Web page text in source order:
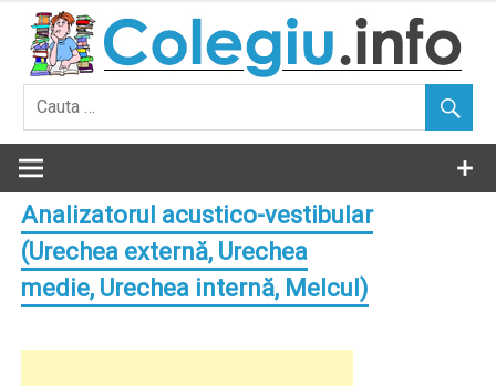
content
Analizatorul acustico-vestibular
(Urechea externă, Urechea
medie, Urechea internă, Melcul)